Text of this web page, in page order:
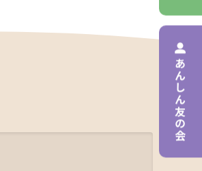
あんしん友の会